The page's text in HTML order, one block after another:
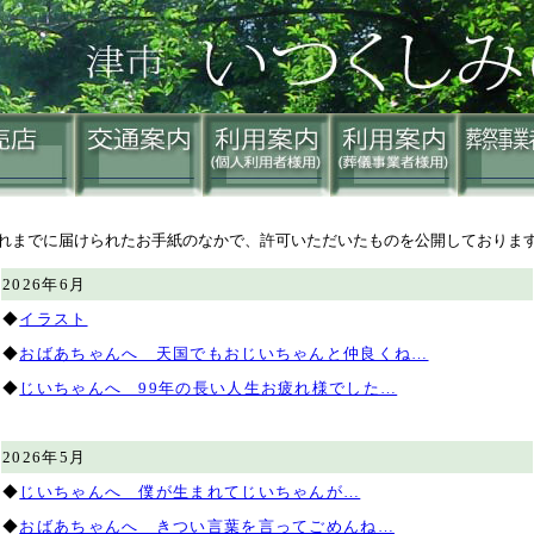
までに届けられたお手紙のなかで、許可いただいたものを公開しておりま
2026年6月
◆イラスト
◆おばあちゃんへ 天国でもおじいちゃんと仲良くね…
◆ じいちゃんへ 99年の長い人生お疲れ様でした…
2026年5月
◆ じいちゃんへ 僕が生まれてじいちゃんが…
◆おばあちゃんへ きつい言葉を言ってごめんね…